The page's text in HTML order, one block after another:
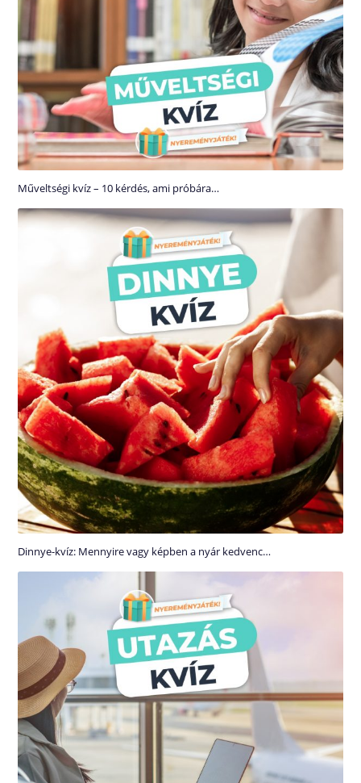
Műveltségi kvíz – 10 kérdés, ami próbára…
Dinnye-kvíz: Mennyire vagy képben a nyár kedvenc…